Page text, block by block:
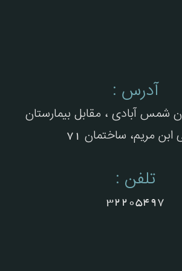
آدرس :
شمس آبادی ، مقابل بیمارستان
مریم، ساختمان 71
تلفن :
32205497